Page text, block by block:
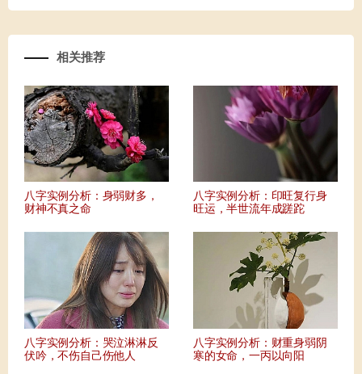
相关推荐
八字实例分析：身弱财多，
财神不真之命
八字实例分析：印旺复行身
旺运，半世流年成蹉跎
八字实例分析：哭泣淋淋反
伏吟，不伤自己伤他人
八字实例分析：财重身弱阴
寒的女命，一丙以向阳